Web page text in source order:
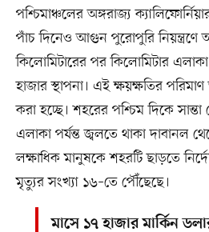
পশ্চিমাঞ্চলের অঙ্গরাজ্য
পাঁচ দিনেও আগুন পুরোপুরি নিয়ন্ত্রণে
কিলোমিটারের পর কিলোমিটার
হাজার স্থাপনা। এই ক্ষয়ক্ষতির
করা হচ্ছে। শহরের পশ্চিম দিকে
এলাকা পর্যন্ত জ্বলতে থাকা দাবানল
লক্ষাধিক মানুষকে শহরটি ছাড়তে
মৃত্যুর সংখ্যা ১৬–তে পৌঁছেছে।
মাসে ১৭ হাজার মার্কিন